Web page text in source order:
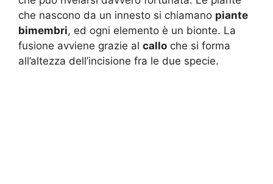
che nascono da un innesto si chiamano piante
bimembri, ed ogni elemento è un bionte. La
fusione avviene grazie al callo che si forma
all’altezza dell’incisione fra le due specie.